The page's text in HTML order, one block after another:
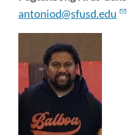
antoniod@sfusd.edu